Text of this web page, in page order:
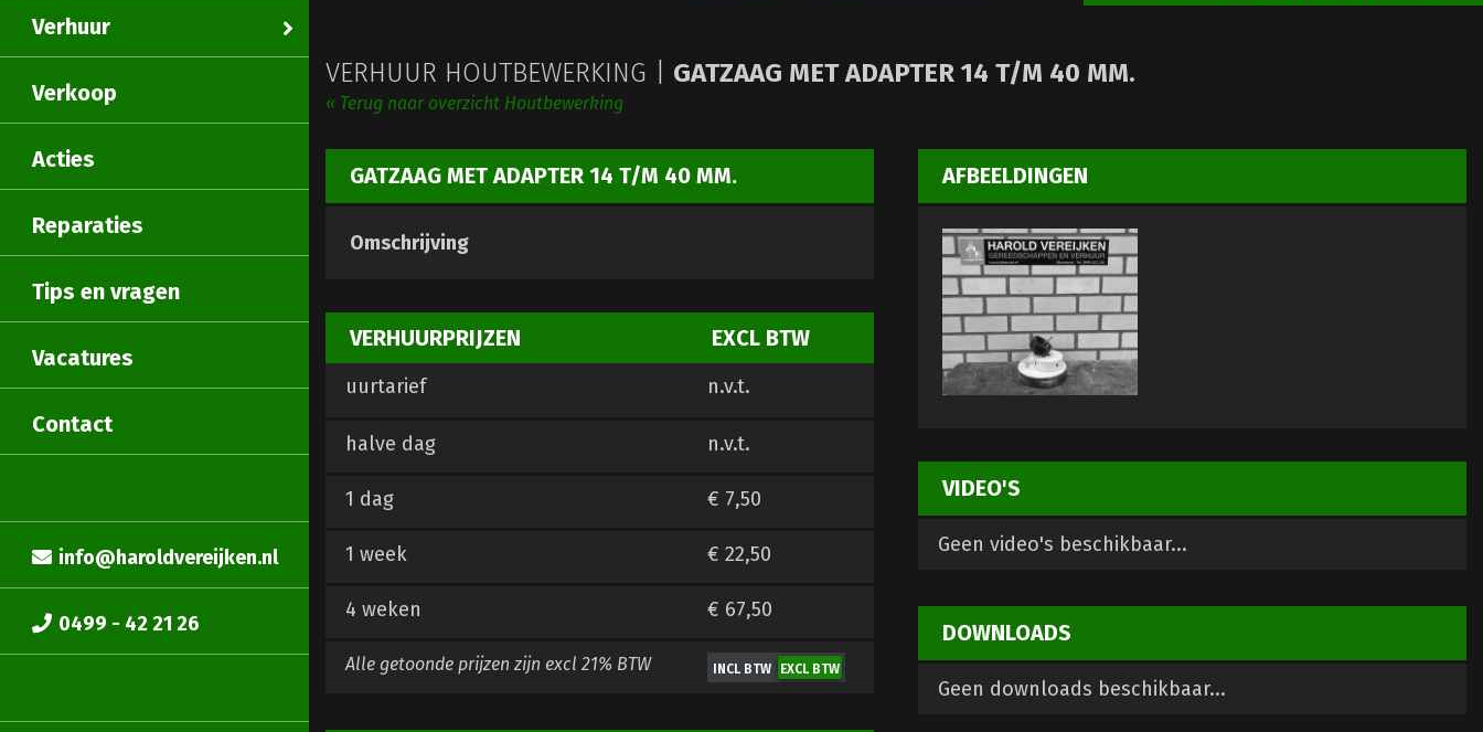
Verhuur
Verkoop
Acties
Reparaties
Tips en vragen
Vacatures
Contact
info@haroldvereijken.nl
0499 - 42 21 26
VERHUUR HOUTBEWERKING | GATZAAG MET ADAPTER 14 T/M 40 MM.
« Terug naar overzicht Houtbewerking
GATZAAG MET ADAPTER 14 T/M 40 MM.
Omschrijving
VERHUURPRIJZEN EXCL BTW
uurtarief n.v.t.
halve dag n.v.t.
1 dag € 7,50
1 week € 22,50
4 weken € 67,50
Alle getoonde prijzen zijn excl 21% BTW
AFBEELDINGEN
VIDEO'S
Geen video's beschikbaar...
DOWNLOADS
Geen downloads beschikbaar...